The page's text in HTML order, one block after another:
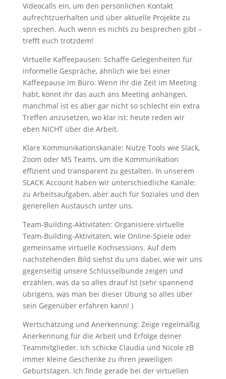
Videocalls ein, um den persönlichen Kontakt
aufrechtzuerhalten und über aktuelle Projekte zu
sprechen. Auch wenn es nichts zu besprechen gibt –
trefft euch trotzdem!
Virtuelle Kaffeepausen: Schaffe Gelegenheiten für
informelle Gespräche, ähnlich wie bei einer
Kaffeepause im Büro. Wenn ihr die Zeit im Meeting
habt, könnt ihr das auch ans Meeting anhängen,
manchmal ist es aber gar nicht so schlecht ein extra
Treffen anzusetzen, wo klar ist: heute reden wir
eben NICHT über die Arbeit.
Klare Kommunikationskanäle: Nutze Tools wie Slack,
Zoom oder MS Teams, um die Kommunikation
effizient und transparent zu gestalten. In unserem
SLACK Account haben wir unterschiedliche Kanäle:
zu Arbeitsaufgaben, aber auch für Soziales und den
generellen Austausch unter uns.
Team-Building-Aktivitäten: Organisiere virtuelle
Team-Building-Aktivitäten, wie Online-Spiele oder
gemeinsame virtuelle Kochsessions. Auf dem
nachstehenden Bild siehst du uns dabei, wie wir uns
gegenseitig unsere Schlüsselbunde zeigen und
erzählen, was da so alles drauf ist (sehr spannend
übrigens, was man bei dieser Übung so alles über
sein Gegenüber erfahren kann! )
Wertschätzung und Anerkennung: Zeige regelmäßig
Anerkennung für die Arbeit und Erfolge deiner
Teammitglieder. Ich schicke Claudia und Nicole zB
immer kleine Geschenke zu ihren jeweiligen
Geburtstagen. Ich finde gerade bei der virtuellen